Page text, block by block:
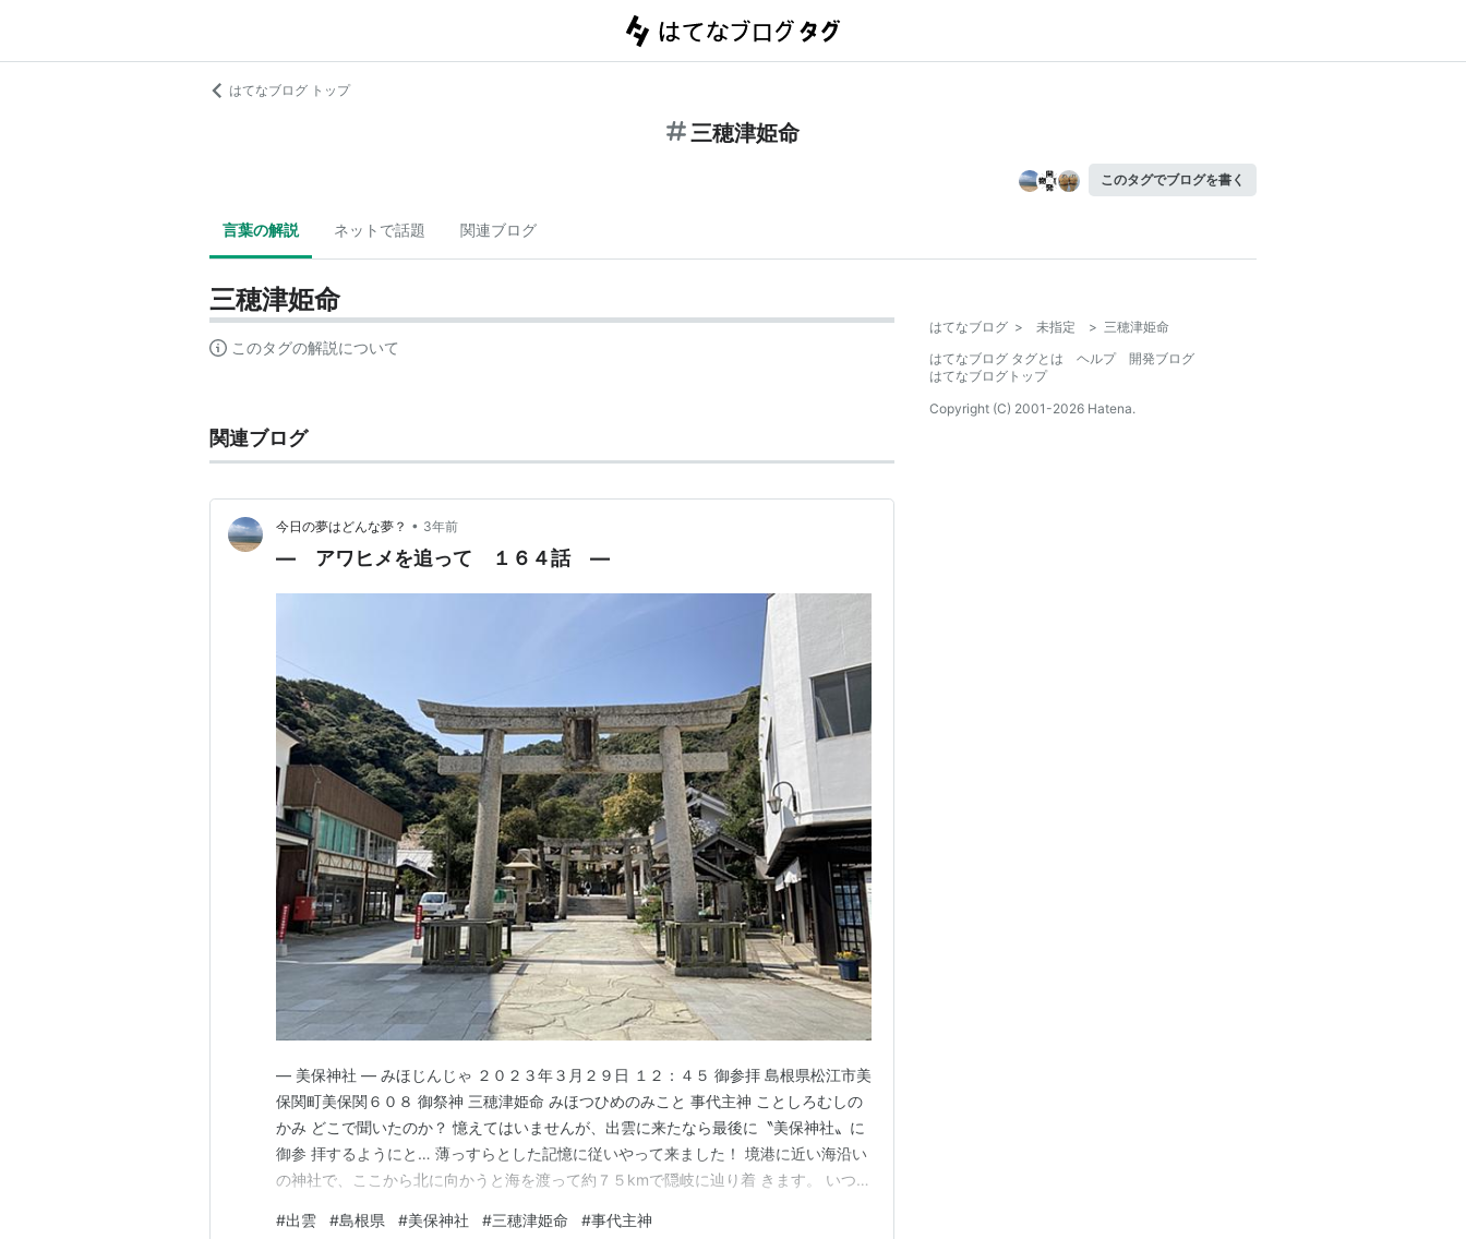
はてなブログ トップ
三穂津姫命
このタグでブログを書く
言葉の解説 ネットで話題 関連ブログ
三穂津姫命
このタグの解説について
関連ブログ
今日の夢はどんな夢？ • 3年前
― アワヒメを追って １６４話 ―
― 美保神社 — みほじんじゃ ２０２３年３月２９日 １２：４５ 御参拝 島根県松江市美
保関町美保関６０８ 御祭神 三穂津姫命 みほつひめのみこと 事代主神 ことしろむしの
かみ どこで聞いたのか？ 憶えてはいませんが、出雲に来たなら最後に〝美保神社〟に
御参 拝するようにと… 薄っすらとした記憶に従いやって来ました！ 境港に近い海沿い
の神社で、ここから北に向かうと海を渡って約７５kmで隠岐に辿り着 きます。 いつか
えてきました。 神門にて一礼。 そして見えてきたのは、何とも立派な拝殿です！ そし
#出雲 #島根県 #美保神社 #三穂津姫命 #事代主神
はてなブログ > 未指定 > 三穂津姫命
はてなブログ タグとは
ヘルプ
開発ブログ
はてなブログトップ
Copyright (C) 2001-2026 Hatena.